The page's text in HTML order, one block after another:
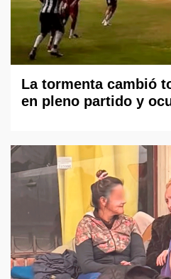
La tormenta cambió
en pleno partido y